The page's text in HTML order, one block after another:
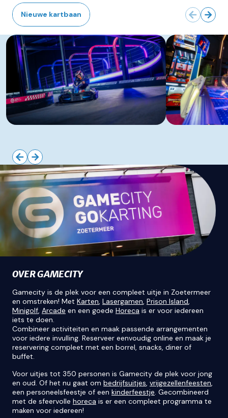
Nieuwe kartbaan
OVER GAMECITY
Gamecity is de plek voor een compleet uitje in Zoetermeer
en omstreken! Met Karten, Lasergamen, Prison Island,
Minigolf, Arcade en een goede Horeca is er voor iedereen
iets te doen.
Combineer activiteiten en maak passende arrangementen
voor iedere invulling. Reserveer eenvoudig online en maak je
reservering compleet met een borrel, snacks, diner of
buffet.
Voor uitjes tot 350 personen is Gamecity de plek voor jong
en oud. Of het nu gaat om bedrijfsuitjes, vrijgezellenfeesten,
een personeelsfeestje of een kinderfeestje. Gecombineerd
met de sfeervolle horeca is er een compleet programma te
maken voor iedereen!